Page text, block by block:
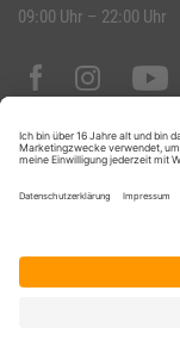
09:00 Uhr – 22:00 Uhr